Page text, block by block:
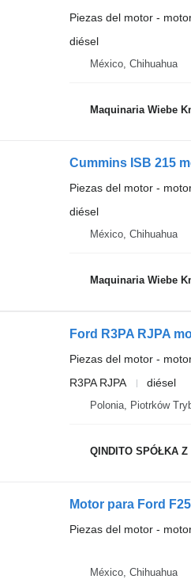
Piezas del motor -
diésel
México, Chihuahua
Maquinaria Wiebe
Cummins ISB 215
Piezas del motor -
diésel
México, Chihuahua
Maquinaria Wiebe
Piezas del motor -
R3PA RJPA
diésel
Polonia, Piotrków
QINDITO SPÓŁKA Z
Motor para Ford
Piezas del motor -
México, Chihuahua